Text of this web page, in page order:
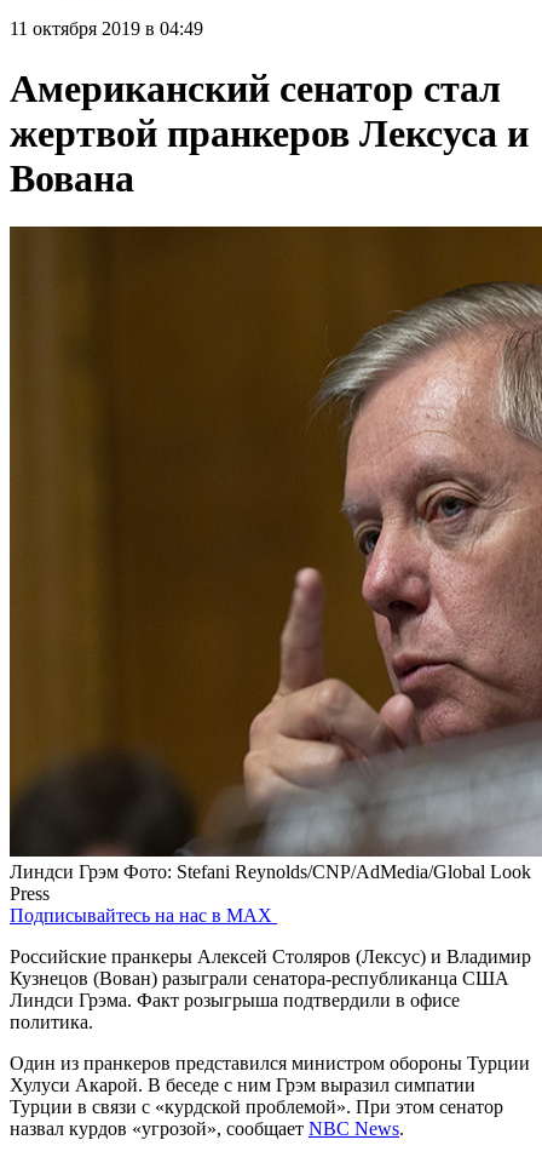
11 октября 2019 в 04:49
Американский сенатор стал
жертвой пранкеров Лексуса и
Вована
Линдси Грэм Фото: Stefani Reynolds/CNP/AdMedia/Global Look
Press
Подписывайтесь на нас в MAX
Российские пранкеры Алексей Столяров (Лексус) и Владимир
Кузнецов (Вован) разыграли сенатора-республиканца США
Линдси Грэма. Факт розыгрыша подтвердили в офисе
политика.
Один из пранкеров представился министром обороны Турции
Хулуси Акарой. В беседе с ним Грэм выразил симпатии
Турции в связи с «курдской проблемой». При этом сенатор
назвал курдов «угрозой», сообщает NBC News.